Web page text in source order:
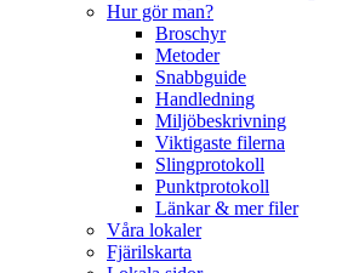
Hur gör man?
Broschyr
Metoder
Snabbguide
Handledning
Miljöbeskrivning
Viktigaste filerna
Slingprotokoll
Punktprotokoll
Länkar & mer filer
Våra lokaler
Fjärilskarta